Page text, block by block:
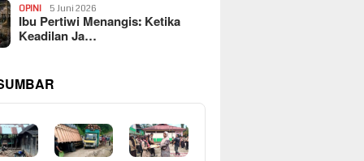
OPINI 5 Juni 2026
Ibu Pertiwi Menangis: Ketika
Keadilan Ja…